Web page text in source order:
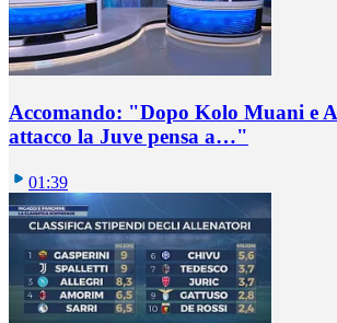
Accomando: "Dopo Kolo Muani e
attacco la Juve pensa a…"
01:39